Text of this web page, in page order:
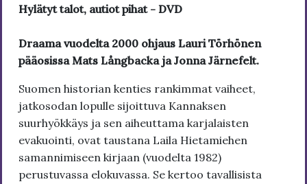
Hylätyt talot, autiot pihat - DVD
Draama vuodelta 2000 ohjaus Lauri Törhönen
pääosissa Mats Långbacka ja Jonna Järnefelt.
Suomen historian kenties rankimmat vaiheet,
jatkosodan lopulle sijoittuva Kannaksen
suurhyökkäys ja sen aiheuttama karjalaisten
evakuointi, ovat taustana Laila Hietamiehen
samannimiseen kirjaan (vuodelta 1982)
perustuvassa elokuvassa. Se kertoo tavallisista